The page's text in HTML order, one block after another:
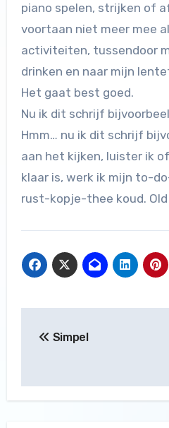
piano spelen, strijken of
voortaan niet meer mee
activiteiten, tussendoor
drinken en naar mijn
Het gaat best goed.
Nu ik dit schrijf
Hmm… nu ik dit schrijf
aan het kijken, luister ik
klaar is, werk ik mijn to-
rust-kopje-thee koud.
navigatie
Simpel